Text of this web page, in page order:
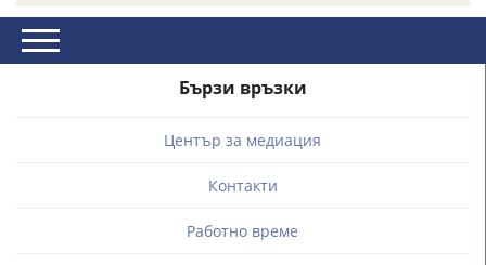
Бързи връзки
Център за медиация
Контакти
Работно време